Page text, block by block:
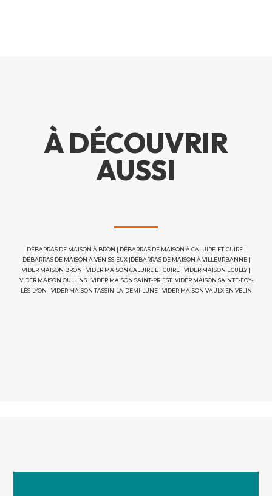
À DÉCOUVRIR
AUSSI
DÉBARRAS DE MAISON À BRON | DÉBARRAS DE MAISON À CALUIRE-ET-CUIRE|
DÉBARRAS DE MAISON À VÉNISSIEUX|DÉBARRAS DE MAISON À VILLEURBANNE|
VIDER MAISON BRON | VIDER MAISON CALUIRE ET CUIRE | VIDER MAISON ECULLY|
VIDER MAISON OULLINS| VIDER MAISON SAINT-PRIEST|VIDER MAISON SAINTE-FOY-
LÈS-LYON | VIDER MAISON TASSIN-LA-DEMI-LUNE| VIDER MAISON VAULX EN VELIN